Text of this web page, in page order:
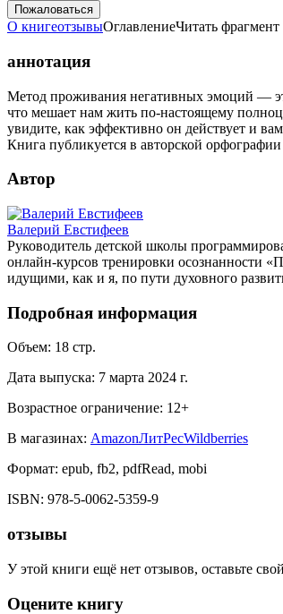
Пожаловаться
О книгеотзывыОглавлениеЧитать фрагмент
аннотация
Метод проживания негативных эмоций —
что мешает нам жить по-настоящему
увидите, как эффективно он действует и
Книга публикуется в авторской
Автор
Валерий Евстифеев
Руководитель детской школы
онлайн-курсов тренировки осознанности
идущими, как и я, по пути духовного
Подробная информация
Объем: 18 стр.
Дата выпуска: 7 марта 2024 г.
Возрастное ограничение: 12+
В магазинах: AmazonЛитРесWildberries
Формат: epub, fb2, pdfRead, mobi
ISBN: 978-5-0062-5359-9
отзывы
У этой книги ещё нет отзывов, оставьте
Оцените книгу